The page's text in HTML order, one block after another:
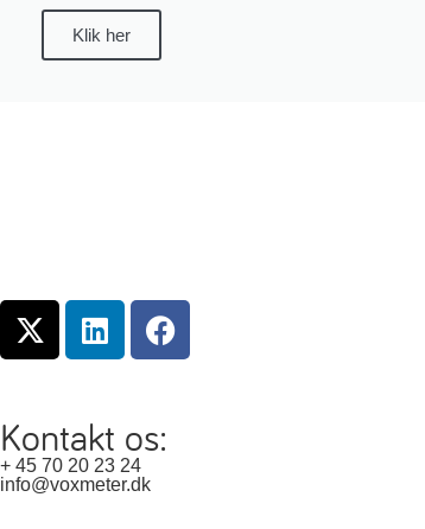
Klik her
Kontakt os:
+ 45 70 20 23 24
info@voxmeter.dk